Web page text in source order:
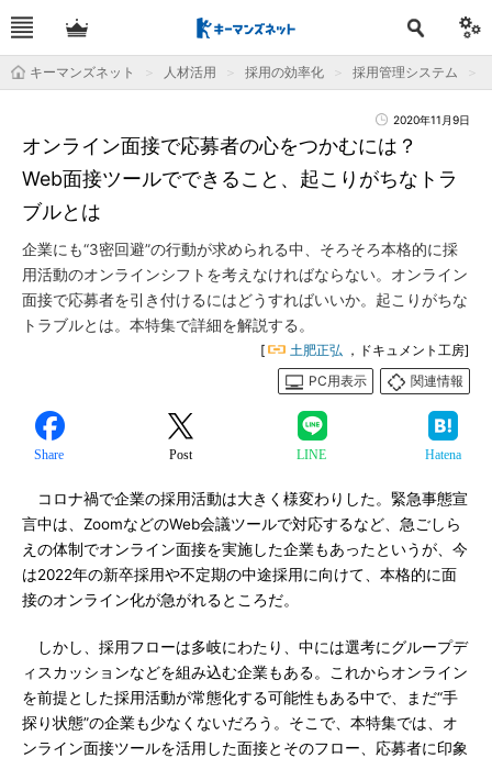
キーマンズネット 人材活用 採用の効率化 採用管理システム
2020年11月9日
オンライン面接で応募者の心をつかむには？
Web面接ツールでできること、起こりがちなトラ
ブルとは
企業にも“3密回避”の行動が求められる中、そろそろ本格的に採
用活動のオンラインシフトを考えなければならない。オンライン
面接で応募者を引き付けるにはどうすればいいか。起こりがちな
トラブルとは。本特集で詳細を解説する。
[ 土肥正弘 ，ドキュメント工房]
PC用表示
関連情報
Share Post LINE Hatena
コロナ禍で企業の採用活動は大きく様変わりした。緊急事態宣
言中は、ZoomなどのWeb会議ツールで対応するなど、急ごしら
えの体制でオンライン面接を実施した企業もあったというが、今
は2022年の新卒採用や不定期の中途採用に向けて、本格的に面
接のオンライン化が急がれるところだ。
しかし、採用フローは多岐にわたり、中には選考にグループデ
ィスカッションなどを組み込む企業もある。これからオンライン
を前提とした採用活動が常態化する可能性もある中で、まだ“手
探り状態”の企業も少なくないだろう。そこで、本特集では、オ
ンライン面接ツールを活用した面接とそのフロー、応募者に印象